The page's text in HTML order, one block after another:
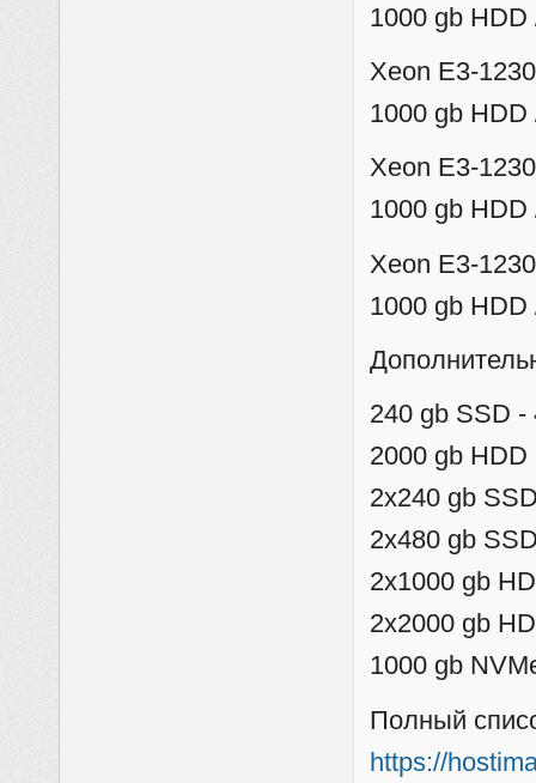
1000 gb
Xeon E3-
1000 gb
Xeon E3-
1000 gb
Xeon E3-
1000 gb
240 gb SSD -
2000 gb HDD
2x240 gb
2x480 gb
2x1000 gb
2x2000 gb
1000 gb
Полный
https://